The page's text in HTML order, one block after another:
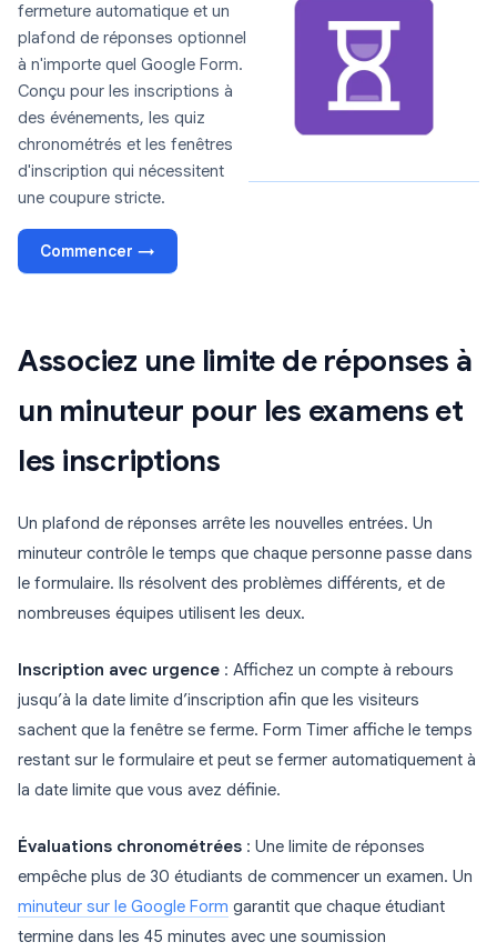
fermeture automatique et un
plafond de réponses optionnel
à n'importe quel Google Form.
Conçu pour les inscriptions à
des événements, les quiz
chronométrés et les fenêtres
d'inscription qui nécessitent
une coupure stricte.
Commencer →
Associez une limite de réponses à
un minuteur pour les examens et
les inscriptions
Un plafond de réponses arrête les nouvelles entrées. Un
minuteur contrôle le temps que chaque personne passe dans
le formulaire. Ils résolvent des problèmes différents, et de
nombreuses équipes utilisent les deux.
Inscription avec urgence : Affichez un compte à rebours
jusqu’à la date limite d’inscription afin que les visiteurs
sachent que la fenêtre se ferme. Form Timer affiche le temps
restant sur le formulaire et peut se fermer automatiquement à
la date limite que vous avez définie.
Évaluations chronométrées : Une limite de réponses
empêche plus de 30 étudiants de commencer un examen. Un
minuteur sur le Google Form garantit que chaque étudiant
termine dans les 45 minutes avec une soumission